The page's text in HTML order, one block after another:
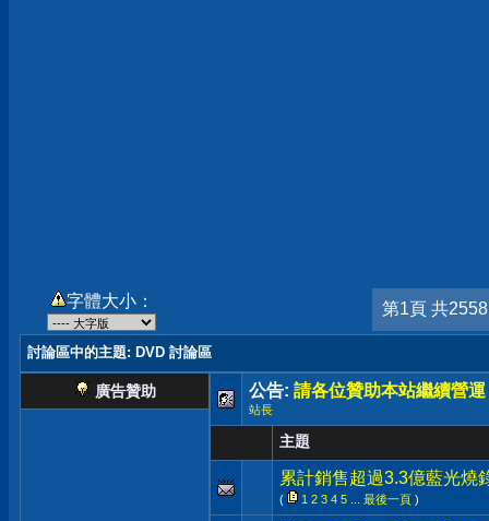
字體大小： 第1頁 共
討論區中的主題: DVD 討論區
廣告贊助 公告: 請各位贊助本站繼續營運
站長
主題
累計銷售超過3.3億藍光燒
( 1 2 3 4 5 最後一頁 )